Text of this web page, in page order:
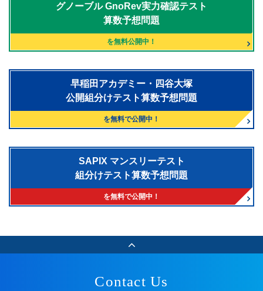
グノーブルGnoRev実力確認テスト
算数予想問題
を無料公開中！
早稲田アカデミー・四谷大塚
公開組分けテスト算数予想問題
を無料で公開中！
SAPIX マンスリーテスト
組分けテスト算数予想問題
を無料で公開中！
Contact Us